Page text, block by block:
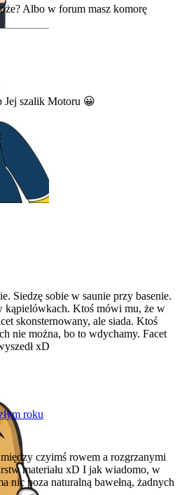
Albo w forum masz komorę
Jej szalik Motoru 😀
Siedzę sobie w saunie przy basenie.
kąpielówkach. Ktoś mówi mu, że w
skonsternowany, ale siada. Ktoś
nie można, bo to wdychamy. Facet
xD
roku
czyimś rowem a rozgrzanymi
materiału xD I jak wiadomo, w
nic poza naturalną bawełną, żadnych